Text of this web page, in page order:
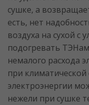
сушке, а
есть, нет
воздуха на сухой
подогревать
немалого расхода
при
электроэнергии
нежели при сушке